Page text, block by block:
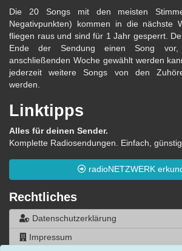
Die 20 Songs mit den meisten
Negativpunkten) kommen in die nächste
fliegen raus und sind für 1 Jahr gesperrt.
Ende der Sendung einen Song
anschließenden Woche gewählt werden
jederzeit weitere Songs von den
werden.
Linktipps
Alles für deinen Sender.
Komplette Radiosendungen. Einfach,
radioNETZWERK
Rechtliches
Datenschutzerklärung
Impressum